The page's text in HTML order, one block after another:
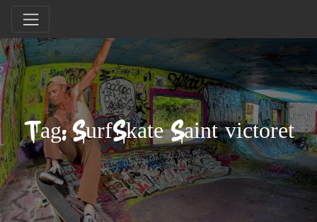
Tag: SurfSkate Saint victoret